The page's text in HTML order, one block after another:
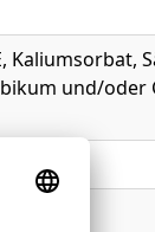
Kaliumsorbat,
und/